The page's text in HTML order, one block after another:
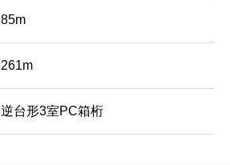
85m
261m
逆台形3室PC箱桁